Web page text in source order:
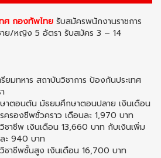
ศ กองทัพไทย รับสมัครพนักงานราชการ
/หญิง 5 อัตรา รับสมัคร 3 – 14
ยมทหาร สถาบันวิชาการ ป้องกันประเทศ
ตอนต้น มัธยมศึกษาตอนปลาย เงินเดือน
ครองชีพชั่วคราว เดือนละ 1,970 บาท
าชีพ เงินเดือน 13,660 บาท กับเงินเพิ่ม
ะ 940 บาท
าชีพชั้นสูง เงินเดือน 16,700 บาท